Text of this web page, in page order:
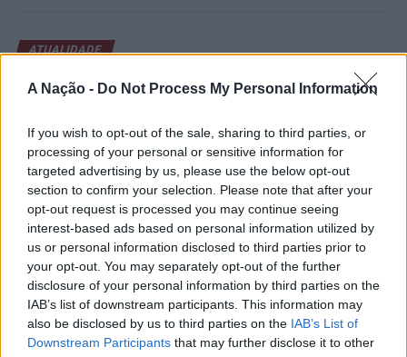
A Nação - Do Not Process My Personal Information
If you wish to opt-out of the sale, sharing to third parties, or
processing of your personal or sensitive information for
targeted advertising by us, please use the below opt-out
section to confirm your selection. Please note that after your
opt-out request is processed you may continue seeing
interest-based ads based on personal information utilized by
us or personal information disclosed to third parties prior to
your opt-out. You may separately opt-out of the further
disclosure of your personal information by third parties on the
IAB’s list of downstream participants. This information may
also be disclosed by us to third parties on the IAB’s List of
Downstream Participants that may further disclose it to other
início de uma competição que voltou a colocar o
concelho no centro do calendário internacional do
ténis.
como Casper Ruud (Noruega), Alejandro Davidovich
Fokina (Espanha) e Matteo Arnaldi (Itália), a prova
apresentou um quadro competitivo de elevado nível,
liderado pelo russo Andrey Rublev, primeiro cabeça de
série, pelo italiano Luciano Darderi, pelo chileno
Alejandro Tabilo e pelo belga Alexander Blockx.
Um dos momentos mais aguardados da semana foi
também o regresso do suíço Stan Wawrinka ao Estoril,
integrado na digressão de despedida do antigo vencedor
de três torneios do Grand Slam.
ATUALIDADE
Castelo Branco: “Bienal
promete afirmar artesanato,
património e inovação como
“motores de desenvolvimento
económico e cultural” do município
português
Publicado 23 horas atrás on 07/08/2026
Por Ígor Lopes